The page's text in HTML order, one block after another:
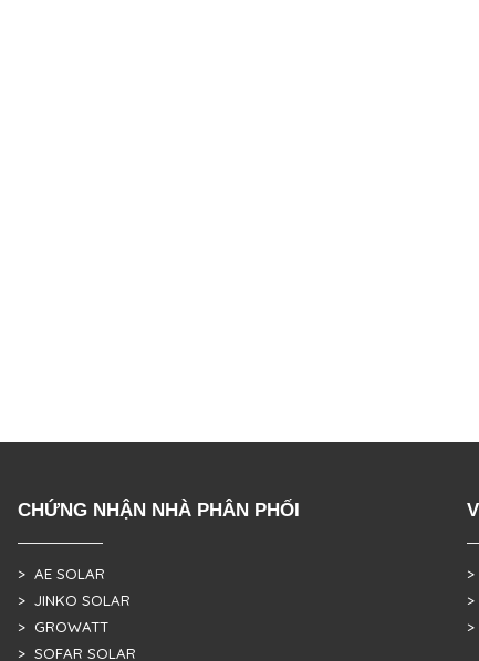
CHỨNG NHẬN NHÀ PHÂN PHỐI
> AE SOLAR
> JINKO SOLAR
> GROWATT
> SOFAR SOLAR
>